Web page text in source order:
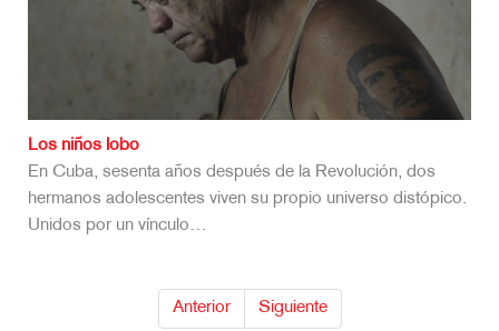
Los niños lobo
En Cuba, sesenta años después de la Revolución, dos
hermanos adolescentes viven su propio universo distópico.
Unidos por un vínculo…
Anterior Siguiente